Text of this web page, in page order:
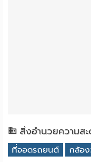
สิ่งอำนวยความส
ที่จอดรถยนต์ กล้อ